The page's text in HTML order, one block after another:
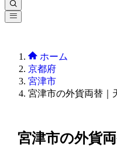
ホーム
京都府
宮津市
宮津市の外貨両替｜
宮津市の外貨